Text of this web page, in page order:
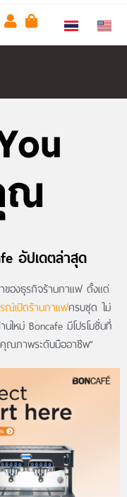
ณ
อัปเดตล่าสุด
ของธุรกิจร้านกาแฟ ตั้งแต่
ณ์เปิดร้านกาแฟครบชุด ไม่
ใหม่ Boncafe มีโปรโมชั่นที่
คุณภาพระดับมืออาชีพ”